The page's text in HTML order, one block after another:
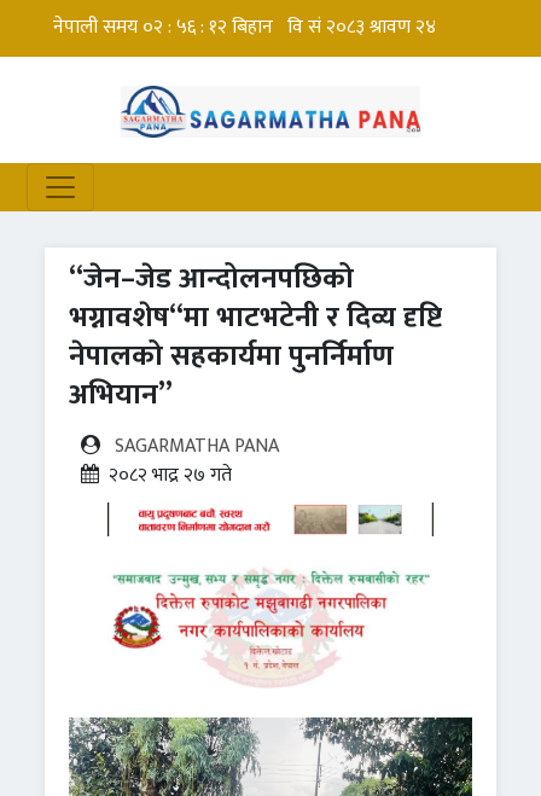
“जेन–जेड आन्दोलनपछिको
भग्नावशेष“मा भाटभटेनी र दिव्य दृष्टि
नेपालको सहकार्यमा पुनर्निर्माण
अभियान”
SAGARMATHA PANA
२०८२ भाद्र २७ गते